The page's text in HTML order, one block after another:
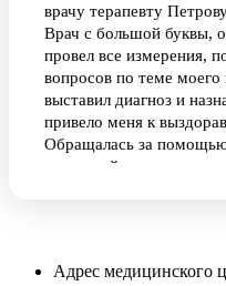
врачу терапевту
Врач с большой буквы,
провел все измерения,
вопросов по теме
выставил диагноз и
привело меня к
Обращалась за
не первый раз и всеми
Адрес медицинского